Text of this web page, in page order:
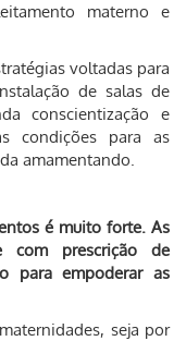
materno e
voltadas para
de salas de
conscientização e
condições para as
amamentando.
é muito forte. As
com prescrição de
para empoderar as
seja por